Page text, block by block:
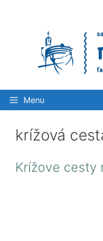
Menu
krížová
Krížove cesty